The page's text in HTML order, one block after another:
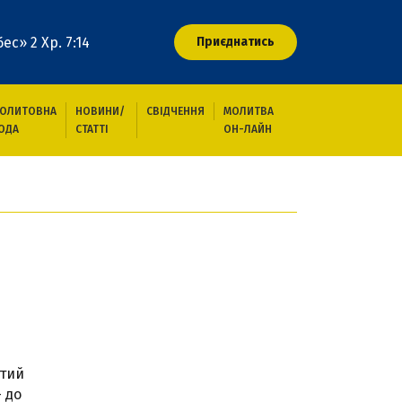
2 Хр. 7:14 Приєднатись
НОВИНИ/
СТАТТІ
СВІДЧЕННЯ
МОЛИТВА
ОН-ЛАЙН
до